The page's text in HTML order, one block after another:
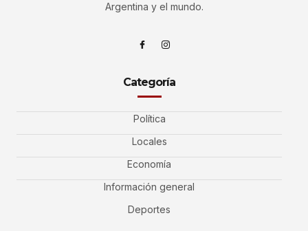
Argentina y el mundo.
Categoría
Política
Locales
Economía
Información general
Deportes